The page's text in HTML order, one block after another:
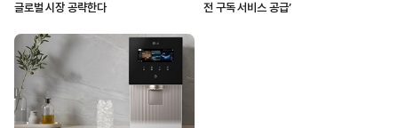
글로벌 시장 공략한다 전 구독 서비스 공급’